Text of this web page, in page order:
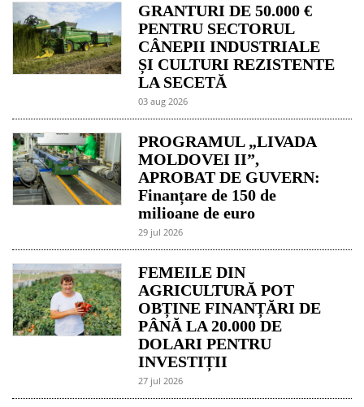
GRANTURI DE 50.000 €
PENTRU SECTORUL
CÂNEPII INDUSTRIALE
ȘI CULTURI REZISTENTE
LA SECETĂ
03 aug 2026
PROGRAMUL „LIVADA
MOLDOVEI II”,
APROBAT DE GUVERN:
Finanțare de 150 de
milioane de euro
29 jul 2026
FEMEILE DIN
AGRICULTURĂ POT
OBȚINE FINANȚĂRI DE
PÂNĂ LA 20.000 DE
DOLARI PENTRU
INVESTIȚII
27 jul 2026